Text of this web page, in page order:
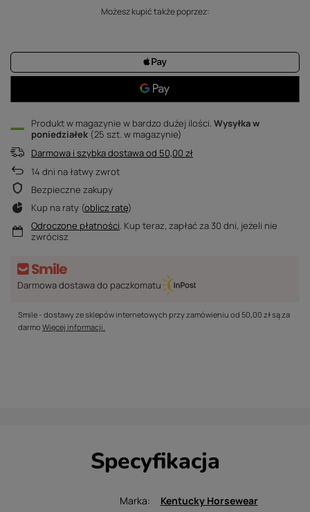
Możesz kupić także poprzez:
Produkt w magazynie w bardzo dużej ilości Wysyłkaw
poniedziałek (25 szt. w magazynie)
Darmowa i szybka dostawaod 50,00 zł
14 dni na łatwy zwrot
Bezpieczne zakupy
Kup na raty (oblicz ratę)
Odroczone płatności. Kup teraz, zapłać za 30 dni, jeżeli nie
zwrócisz
Darmowa dostawa do paczkomatu
Smile - dostawy ze sklepów internetowych przy zamówieniu od 50,00 złsą za
darmo Więcej informacji.
Specyfikacja
Marka Kentucky Horsewear